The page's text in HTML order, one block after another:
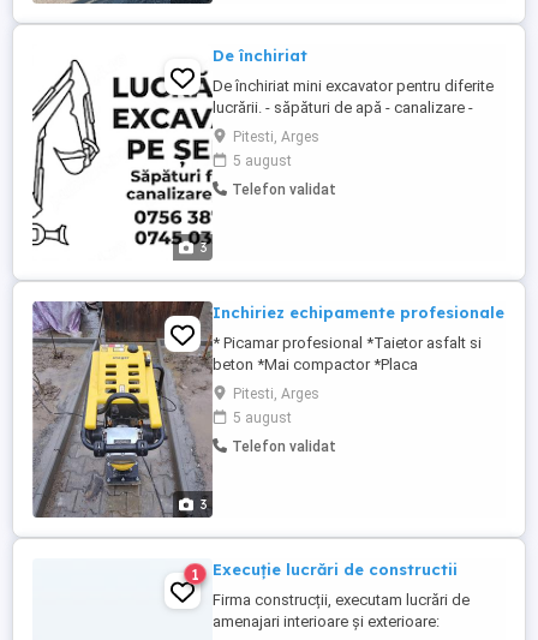
3
De închiriat
De închiriat mini excavator pentru diferite
lucrării. - săpături de apă - canalizare -
drenaj pentru apă - temelie de casă - gaze.
Se poate face lucrări pe raza județului
Argeș
Pitesti, Arges
5 august
Telefon validat
3
Inchiriez echipamente profesionale
* Picamar profesional *Taietor asfalt si
beton *Mai compactor *Placa
compactoare *Masina de sablat Sreamer
S210E40R *Masina de slefuit GRINDER
FG250 *Scarificator RT2500
Pitesti, Arges
5 august
Telefon validat
1 Execuție lucrări de constructii
Firma construcții, executam lucrări de
amenajari interioare și exterioare: